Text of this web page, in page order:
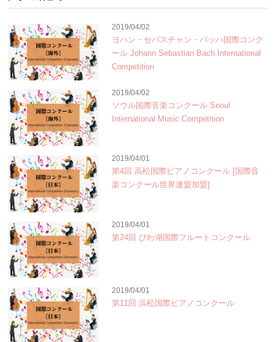
2019/04/02
ヨハン・セバスチャン・バッハ国際コンク
ール Johann Sebastian Bach International
Competition
2019/04/02
ソウル国際音楽コンクール Seoul
International Music Competition
2019/04/01
第4回 高松国際ピアノコンクール [国際音
楽コンクール世界連盟加盟]
2019/04/01
第24回 びわ湖国際フルートコンクール
2019/04/01
第11回 浜松国際ピアノコンクール